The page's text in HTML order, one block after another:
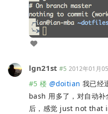
lgn21st #5 2012年01月
#5 楼 @doitian 我已经
bash 用多了，对自动
后，感觉 just not that